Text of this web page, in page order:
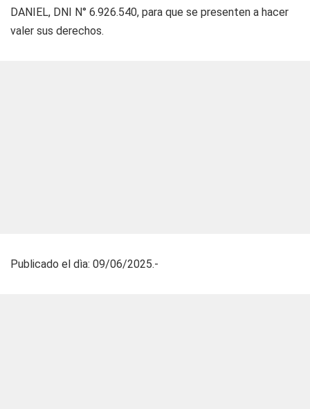
DANIEL, DNI N° 6.926.540, para que se presenten a hacer
valer sus derechos.
Publicado el dìa: 09/06/2025.-